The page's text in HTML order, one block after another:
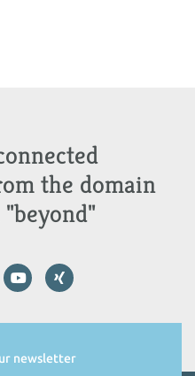
the domain
newsletter